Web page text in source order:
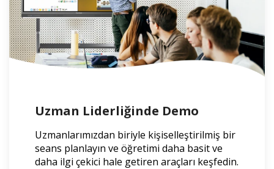
Uzman Liderliğinde Demo
Uzmanlarımızdan biriyle kişiselleştirilmiş bir
seans planlayın ve öğretimi daha basit ve
daha ilgi çekici hale getiren araçları keşfedin.